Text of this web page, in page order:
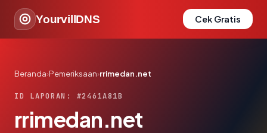
YourvillDNS Cek Gratis
Beranda›Pemeriksaan›rrimedan.net
ID LAPORAN: #2461A81B
rrimedan.net